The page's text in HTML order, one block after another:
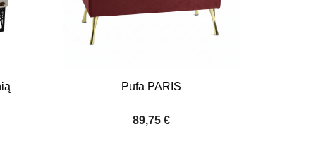
Pufa PARIS
89,75 €
Quick view